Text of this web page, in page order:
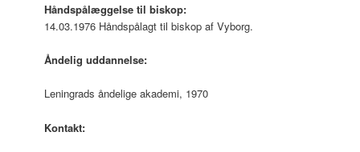
Håndspålæggelse til biskop:
14.03.1976 Håndspålagt til biskop af Vyborg.
Åndelig uddannelse:
Leningrads åndelige akademi, 1970
Kontakt: